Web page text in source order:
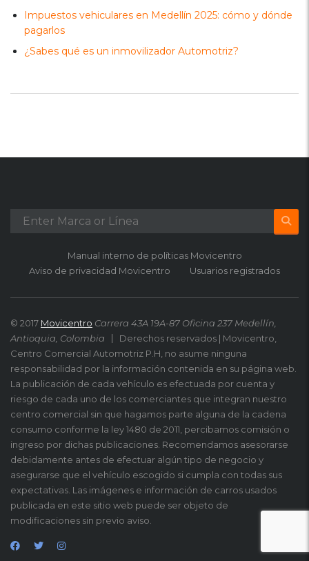
Impuestos vehiculares en Medellín 2025: cómo y dónde
pagarlos
¿Sabes qué es un inmovilizador Automotriz?
Manual interno de políticas Movicentro
Aviso de privacidad Movicentro
Usuarios registrados
© 2017 Movicentro Carrera 43A 19A-87 Oficina 237 Medellín,
Antioquia, Colombia
Derechos reservados | Movicentro,
Centro Comercial Automotriz P.H, no asume ninguna
responsabilidad por la información contenida en su página web.
La publicación de cada vehículo es efectuada por cuenta y
riesgo de cada uno de los comerciantes que integran nuestro
centro comercial sin que hagamos parte alguna de la cadena
consumo conforme la ley 1480 de 2011, percibamos comisión o
ingreso por dichas publicaciones. Recomendamos asesorarse
debidamente antes de efectuar algún tipo de negocio y
asegurarse que el vehículo escogido si cumpla con todas sus
expectativas. Las imágenes e información de carros usados
publicada en este sitio web puede ser objeto de
modificaciones sin previo aviso.